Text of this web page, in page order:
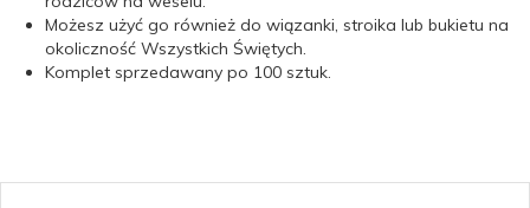
Możesz użyć go również do wiązanki, stroika lub bukietu na
okoliczność Wszystkich Świętych.
Komplet sprzedawany po 100 sztuk.